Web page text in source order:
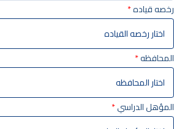
رخصه قياده*
المحافظه*
المؤهل الدراسي*